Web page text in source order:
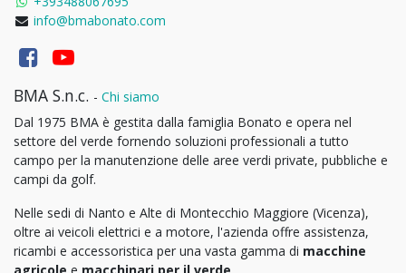
info@bmabonato.com
BMA S.n.c. - Chi siamo
Dal 1975 BMA è gestita dalla famiglia Bonato e opera nel
settore del verde fornendo soluzioni professionali a tutto
campo per la manutenzione delle aree verdi private, pubbliche e
campi da golf.
Nelle sedi di Nanto e Alte di Montecchio Maggiore (Vicenza),
oltre ai veicoli elettrici e a motore, l'azienda offre assistenza,
ricambi e accessoristica per una vasta gamma di macchine